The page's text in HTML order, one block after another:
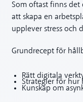
Som oftast finns det
att skapa en
upplever stress och
Grundrecept för
Rätt digitala
Strategier för hur
Kunskap om